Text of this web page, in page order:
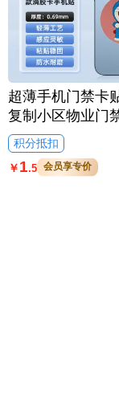
超薄手机门禁卡
复制小区物业门
UID卡 手机卡通
卡考勤卡刷卡卡
器猫
积分抵扣
￥1.5 会员享专价